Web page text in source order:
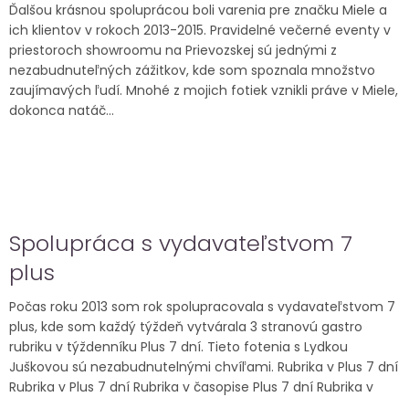
Ďalšou krásnou spoluprácou boli varenia pre značku Miele a
ich klientov v rokoch 2013-2015. Pravidelné večerné eventy v
priestoroch showroomu na Prievozskej sú jednými z
nezabudnuteľných zážitkov, kde som spoznala množstvo
zaujímavých ľudí. Mnohé z mojich fotiek vznikli práve v Miele,
dokonca natáč...
Spolupráca s vydavateľstvom 7
plus
Počas roku 2013 som rok spolupracovala s vydavateľstvom 7
plus, kde som každý týždeň vytvárala 3 stranovú gastro
rubriku v týždenníku Plus 7 dní. Tieto fotenia s Lydkou
Juškovou sú nezabudnutelnými chvíľami. Rubrika v Plus 7 dní
Rubrika v Plus 7 dní Rubrika v časopise Plus 7 dní Rubrika v